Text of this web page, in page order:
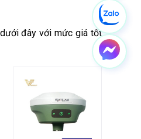
đây với mức giá tốt